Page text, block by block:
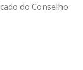
do Conselho